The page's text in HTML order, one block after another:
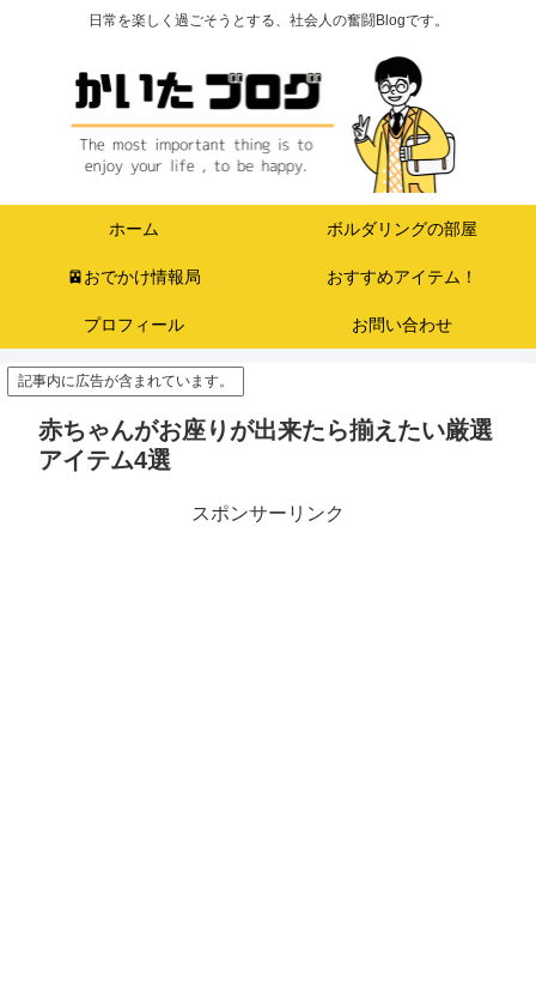
日常を楽しく過ごそうとする、社会人の奮闘Blogです。
ホーム ボルダリングの部屋
🚈おでかけ情報局 おすすめアイテム！
プロフィール お問い合わせ
記事内に広告が含まれています。
赤ちゃんがお座りが出来たら揃えたい厳選
アイテム4選
スポンサーリンク